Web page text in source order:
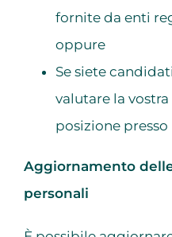
fornite da enti
oppure
Se siete
valutare la
posizione
Aggiornamento
personali